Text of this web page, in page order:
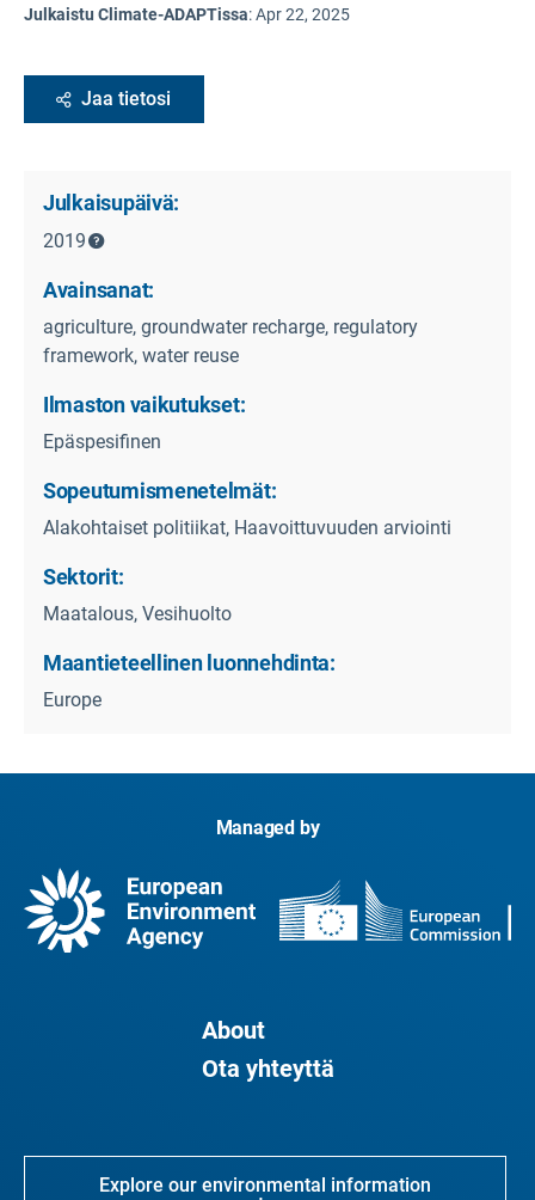
Julkaistu Climate-ADAPTissa:Apr 22, 2025
Jaa tietosi
Julkaisupäivä:
2019
Avainsanat:
agriculture, groundwater recharge, regulatory
framework, water reuse
Ilmaston vaikutukset:
Epäspesifinen
Sopeutumismenetelmät:
Alakohtaiset politiikat, Haavoittuvuuden arviointi
Sektorit:
Maatalous, Vesihuolto
Maantieteellinen luonnehdinta:
Europe
Managed by
About
Ota yhteyttä
Explore our environmental information